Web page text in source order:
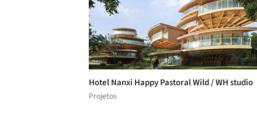
Hotel Nanxi Happy Pastoral Wild / WH studio
Projetos